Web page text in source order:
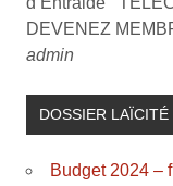
DEVENEZ
admin
DOSSIER LAÏCITÉ
Budget 2024 –